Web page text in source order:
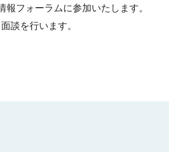
フォーラムに参加いたします。
談を行います。